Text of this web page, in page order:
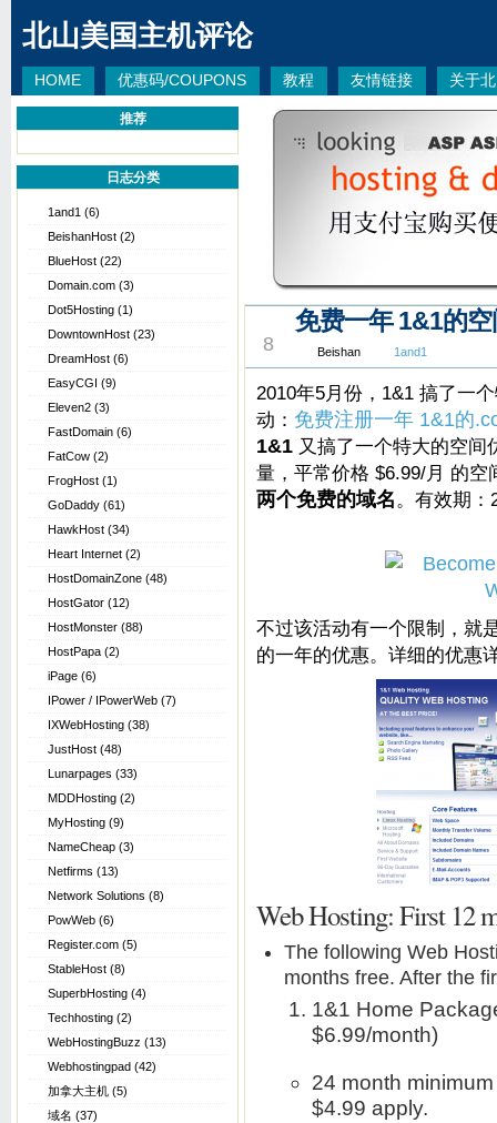
北山美国主机评论
HOME 优惠码/COUPONS 教程 友情链接 关于
推荐
日志分类
1and1 (6)
BeishanHost (2)
BlueHost (22)
Domain.com (3)
Dot5Hosting (1)
DowntownHost (23)
DreamHost (6)
EasyCGI (9)
Eleven2 (3)
FastDomain (6)
FatCow (2)
FrogHost (1)
GoDaddy (61)
HawkHost (34)
Heart Internet (2)
HostDomainZone (48)
HostGator (12)
HostMonster (88)
HostPapa (2)
iPage (6)
IPower / IPowerWeb (7)
IXWebHosting (38)
JustHost (48)
Lunarpages (33)
MDDHosting (2)
MyHosting (9)
NameCheap (3)
Netfirms (13)
Network Solutions (8)
PowWeb (6)
Register.com (5)
StableHost (8)
SuperbHosting (4)
Techhosting (2)
WebHostingBuzz (13)
Webhostingpad (42)
加拿大主机 (5)
域名 (37)
8
免费一年 1&1的
Beishan 1and1
2010年5月份，1&1 搞了一
动： 免费注册一年 1&1的
1&1 又搞了一个特大的空间
量，平常价格 $6.99/月 的
两个免费的域名。有效期：
不过该活动有一个限制，就
的一年的优惠。详细的优惠
Web Hosting: First 12
The following Web
months free. After the
1&1 Home
$6.99/month)
24 month
$4.99 apply.